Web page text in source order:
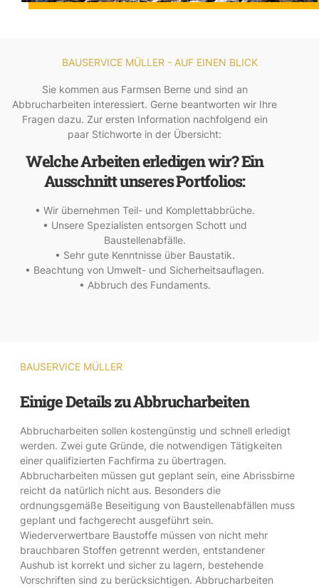
BAUSERVICE MÜLLER - AUF EINEN BLICK
Sie kommen aus Farmsen Berne und sind an
Abbrucharbeiten interessiert. Gerne beantworten wir Ihre
Fragen dazu. Zur ersten Information nachfolgend ein
paar Stichworte in der Übersicht:
Welche Arbeiten erledigen wir? Ein
Ausschnitt unseres Portfolios:
• Wir übernehmen Teil- und Komplettabbrüche.
• Unsere Spezialisten entsorgen Schott und
Baustellenabfälle.
• Sehr gute Kenntnisse über Baustatik.
• Beachtung von Umwelt- und Sicherheitsauflagen.
• Abbruch des Fundaments.
BAUSERVICE MÜLLER
Einige Details zu Abbrucharbeiten
Abbrucharbeiten sollen kostengünstig und schnell erledigt
werden. Zwei gute Gründe, die notwendigen Tätigkeiten
einer qualifizierten Fachfirma zu übertragen.
Abbrucharbeiten müssen gut geplant sein, eine Abrissbirne
reicht da natürlich nicht aus. Besonders die
ordnungsgemäße Beseitigung von Baustellenabfällen muss
geplant und fachgerecht ausgeführt sein.
Wiederverwertbare Baustoffe müssen von nicht mehr
brauchbaren Stoffen getrennt werden, entstandener
Aushub ist korrekt und sicher zu lagern, bestehende
Vorschriften sind zu berücksichtigen. Abbrucharbeiten